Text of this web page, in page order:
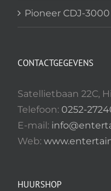
Pioneer CDJ-
CONTACTGEGEVENS
Satellietbaan 22C,
Telefoon: 0252-
E-mail:
Web:
HUURSHOP